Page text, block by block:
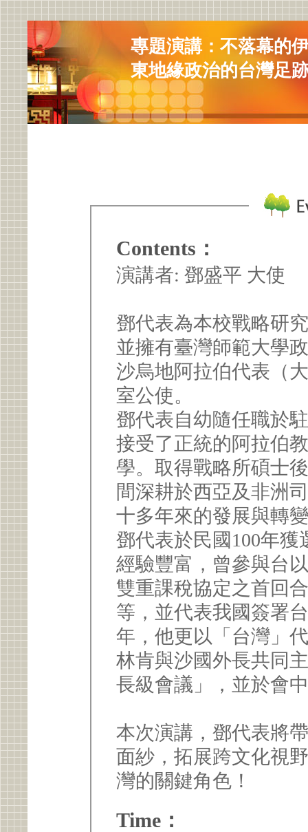
專題演講：不落幕的
東地緣政治的台灣足
Contents：
演講者: 鄧盛平 大使
鄧代表為本校戰略研
並擁有臺灣師範大學
沙烏地阿拉伯代表（
室公使。
鄧代表自幼隨任職於
接受了正統的阿拉伯
學。取得戰略所碩士
間深耕於西亞及非洲
十多年來的發展與轉
鄧代表於民國100年
經驗豐富，曾參與台
雙重課稅協定之首回
等，並代表我國簽署
年，他更以「台灣」
林肯與沙國外長共同
長級會議」，並於會
本次演講，鄧代表將
面紗，拓展跨文化視
灣的關鍵角色！
Time：